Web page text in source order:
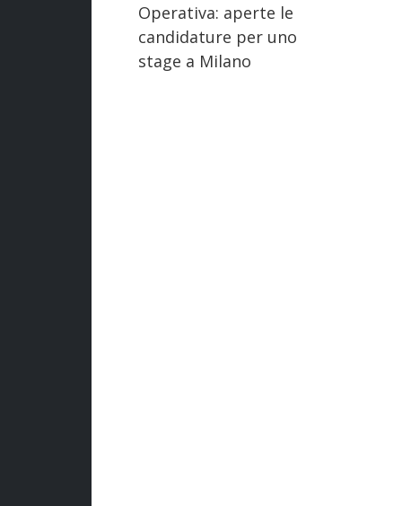
Operativa: aperte le
candidature per uno
stage a Milano